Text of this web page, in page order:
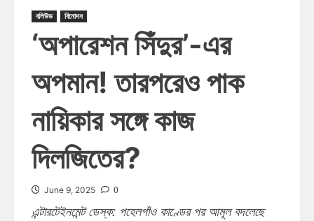
বলিউড বিনোদন
‘অপারেশন সিঁদুর’-এর
অপমান! তারপরেও পাক
নায়িকার সঙ্গে কাজ
দিলজিতের?
June 9, 2025 0
এন্টারটেইনমেন্ট ডেস্ক: পহেলগাঁও কাণ্ডের পর আমূল বদলেছে